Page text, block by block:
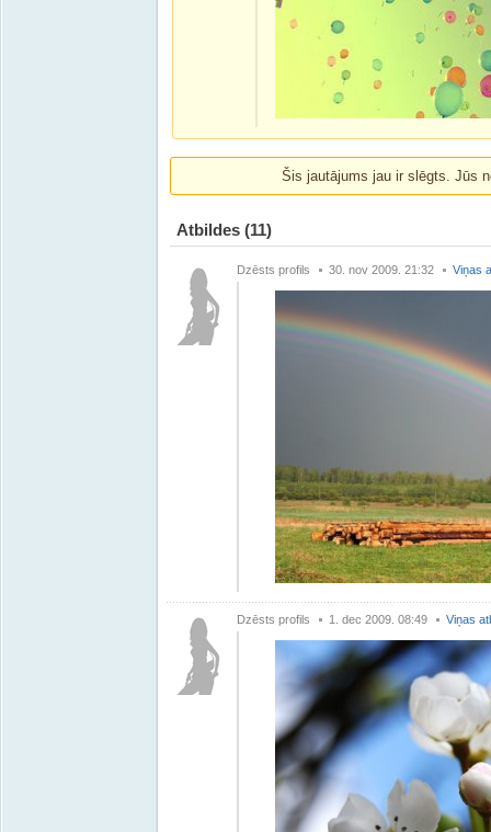
Šis jautājums jau ir slēgts. Jūs
Atbildes (11)
Dzēsts profils 30. nov 2009. 21:32 Viņas
Dzēsts profils 1. dec 2009. 08:49 Viņas